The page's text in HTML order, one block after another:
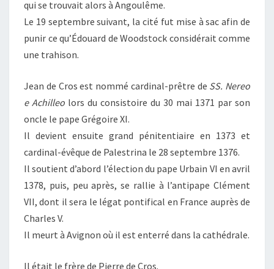
qui se trouvait alors à Angoulême.
Le 19 septembre suivant, la cité fut mise à sac afin de
punir ce qu’Édouard de Woodstock considérait comme
une trahison.
Jean de Cros est nommé cardinal-prêtre de SS. Nereo
e Achilleo lors du consistoire du 30 mai 1371 par son
oncle le pape Grégoire XI.
Il devient ensuite grand pénitentiaire en 1373 et
cardinal-évêque de Palestrina le 28 septembre 1376.
Il soutient d’abord l’élection du pape Urbain VI en avril
1378, puis, peu après, se rallie à l’antipape Clément
VII, dont il sera le légat pontifical en France auprès de
Charles V.
Il meurt à Avignon où il est enterré dans la cathédrale.
Il était le frère de Pierre de Cros.